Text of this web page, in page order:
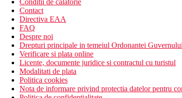
Conditii de calatorie
Contact
Directiva EAA
FAQ
Despre noi
Drepturi principale in temeiul Ordonantei
Verificare si plata online
Licente, documente juridice si contractul cu turistul
Modalitati de plata
Politica cookies
Nota de informare privind protectia datelor pentru